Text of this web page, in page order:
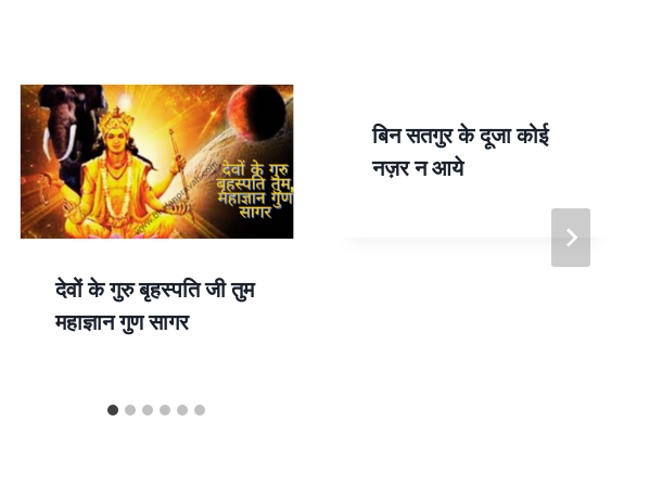
देवों के गुरु बृहस्पति जी तुम
महाज्ञान गुण सागर
बिन सतगुर के दूजा कोई
नज़र न आये